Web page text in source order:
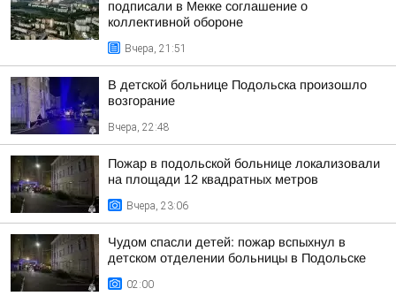
подписали в Мекке соглашение о
коллективной обороне
Вчера, 21:51
В детской больнице Подольска произошло
возгорание
Вчера, 22:48
Пожар в подольской больнице локализовали
на площади 12 квадратных метров
Вчера, 23:06
Чудом спасли детей: пожар вспыхнул в
детском отделении больницы в Подольске
02:00